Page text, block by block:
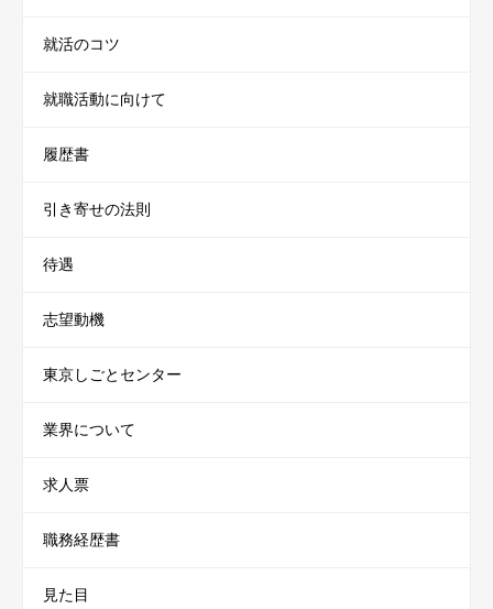
就活のコツ
就職活動に向けて
履歴書
引き寄せの法則
待遇
志望動機
東京しごとセンター
業界について
求人票
職務経歴書
見た目